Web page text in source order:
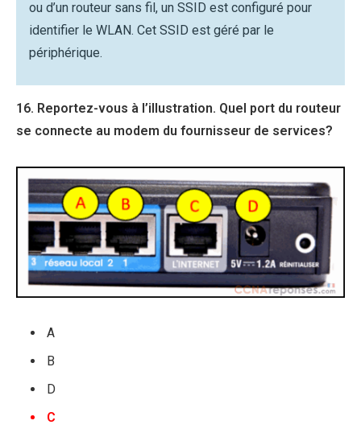
ou d’un routeur sans fil, un SSID est configuré pour
identifier le WLAN. Cet SSID est géré par le
périphérique.
16. Reportez-vous à l’illustration. Quel port du routeur
se connecte au modem du fournisseur de services?
A
B
D
C